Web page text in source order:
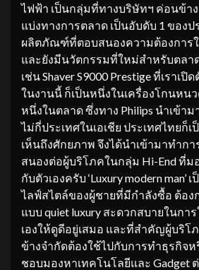
ไฟฟ้า เป็นกลุ่มที่ทางบริษัทฯ ค่อนข้า
แบ่งทางการตลาด เป็นอับดับ 1 ของป
ผลิตภัณฑ์ที่ตอบสนองความต้องการ
และยังมีนวัตกรรมที่ใหม่สำหรับตลา
เช่น Shaver S9000 Prestige ที่เราเปิ
ในงานนี้ ก็เป็นหนึ่งในเครื่องโกนหน
หนึ่งในตลาด ซึ่งทาง Philips นำเข้าม
ไม่กี่ประเทศในเอเชีย ประเทศไทยก็
เห็นถึงศักยภาพ จึงได้นำเข้ามาทำก
สนองต่อผู้บริโภคในกลุ่ม Hi-End ที่
กับตัวเองครับ ‘Luxury modern man’
ไลฟ์สไตล์ของผู้ชายที่มีกำลังซื้อ ต้อ
แบบ quiet luxury สะดวกสบายในกา
เองให้ดูดีอยู่เสมอ และที่สำคัญผู้บริ
ข้างจำกัดต้องใช้ไปกับการทำธุรกิจห
ชอบมองหาเทคโนโลยีและ Gadget